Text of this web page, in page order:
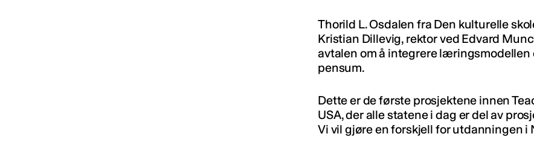
Thorild L. Osdalen fra Den kulturelle
Kristian Dillevig, rektor ved Edvard
avtalen om å integrere læringsmodellen
pensum.
Dette er de første prosjektene innen
USA, der alle statene i dag er del av
Vi vil gjøre en forskjell for utdanningen i